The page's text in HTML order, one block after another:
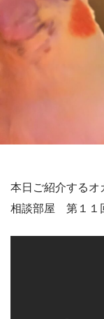
本日ご紹介するオ
相談部屋 第１１